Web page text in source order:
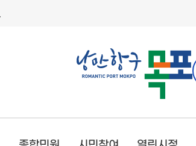
종합민원 시민참여 열린시정